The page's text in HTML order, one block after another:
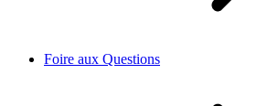
Foire aux Questions